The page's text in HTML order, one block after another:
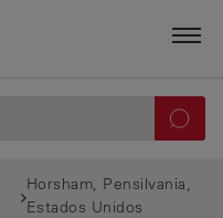
Horsham, Pensilvania,
Estados Unidos